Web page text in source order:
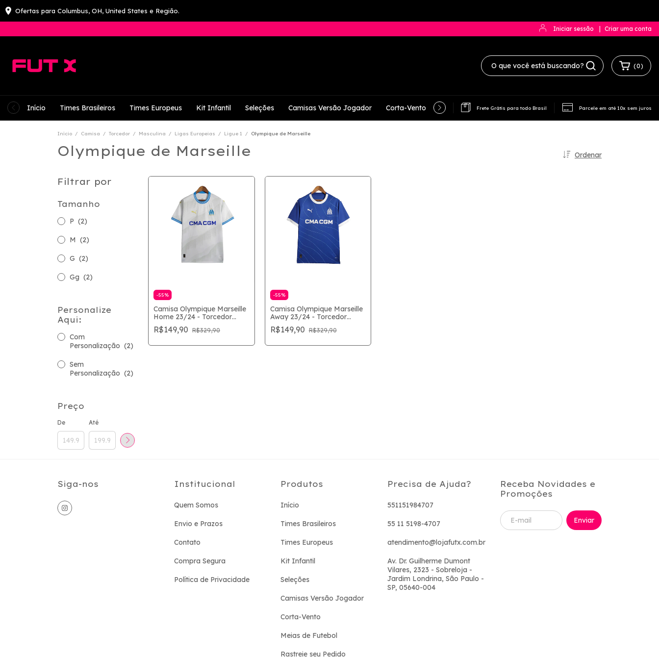
Ofertas para Columbus, OH, United States e Região.
Iniciar sessão Criar uma conta
(0)
Início Times Brasileiros Times Europeus Kit Infantil Seleções Camisas Versão Jogador Corta-Vento Meias de Futebol Rastreie seu Pedido
Frete Grátis para todo Brasil Parcele em até 10x sem juros
Início / Camisa / Torcedor / Masculina / Ligas Europeias / Ligue 1 / Olympique de Marseille
Olympique de Marseille Ordenar
Filtrar por
Tamanho
P (2)
M (2)
G (2)
Gg (2)
Personalize
Aqui:
Com
Personalização (2)
Sem
Personalização (2)
Preço
De Até
-55%
Camisa Olympique Marseille
Home 23/24 - Torcedor
Masculina - Branco
R$149,90 R$329,90
-55%
Camisa Olympique Marseille
Away 23/24 - Torcedor
Masculina - Azul
R$149,90 R$329,90
Siga-nos Institucional
Quem Somos
Envio e Prazos
Contato
Compra Segura
Política de Privacidade
Produtos
Início
Times Brasileiros
Times Europeus
Kit Infantil
Seleções
Camisas Versão Jogador
Corta-Vento
Meias de Futebol
Rastreie seu Pedido
Precisa de Ajuda?
551151984707
55 11 5198-4707
atendimento@lojafutx.com.br
Av. Dr. Guilherme Dumont
Vilares, 2323 - Sobreloja -
Jardim Londrina, São Paulo -
SP, 05640-004
Receba Novidades e
Promoções